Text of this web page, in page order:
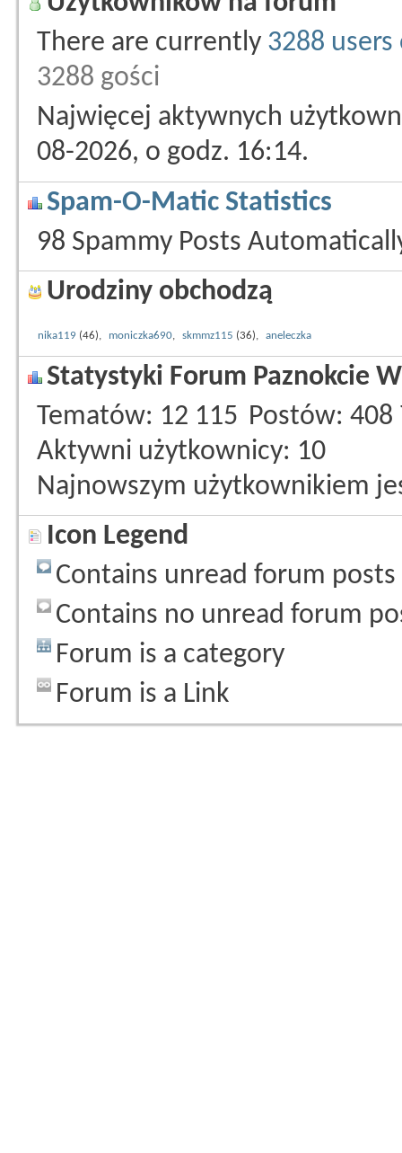
There are currently 3288
3288 gości
Najwięcej aktywnych
08-2026, o godz. 16:14.
Spam-O-Matic Statistics
98 Spammy Posts
Urodziny obchodzą
nika119 (46), moniczka690, skmmz115 (36), aneleczka
Statystyki Forum Paznokcie
Tematów 12 115 Postów 408
Aktywni użytkownicy 10
Najnowszym użytkownikiem
Icon Legend
Contains unread forum posts
Contains no unread forum
Forum is a category
Forum is a Link